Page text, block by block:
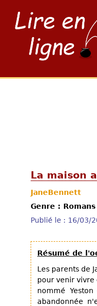
La maison
JaneBennett
Genre : Romans
Publié le : 16/03/
Résumé de
Les parents de
pour venir vivre
nommé
abandonnée